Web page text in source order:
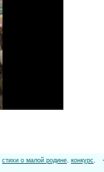
стихи о малой родине, конкурс,